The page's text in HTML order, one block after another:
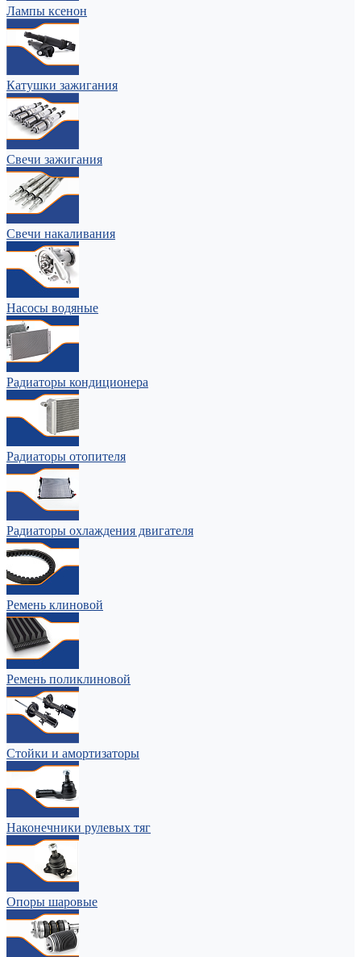
Лампы ксенон
Катушки зажигания
Свечи зажигания
Свечи накаливания
Насосы водяные
Радиаторы кондиционера
Радиаторы отопителя
Радиаторы охлаждения двигателя
Ремень клиновой
Ремень поликлиновой
Стойки и амортизаторы
Наконечники рулевых тяг
Опоры шаровые